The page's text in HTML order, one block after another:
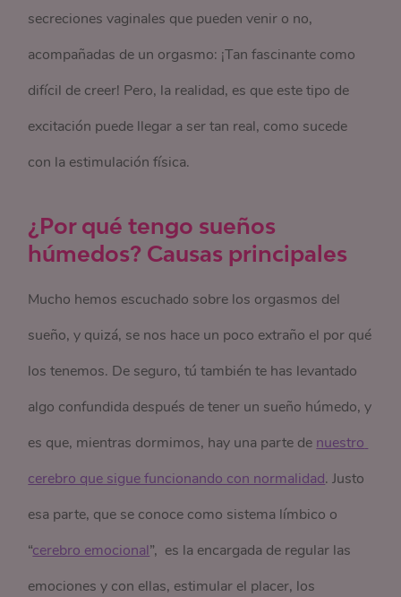
secreciones vaginales que pueden venir o no,
acompañadas de un orgasmo: ¡Tan fascinante como
difícil de creer! Pero, la realidad, es que este tipo de
excitación puede llegar a ser tan real, como sucede
con la estimulación física.
¿Por qué tengo sueños
húmedos? Causas principales
Mucho hemos escuchado sobre los orgasmos del
sueño, y quizá, se nos hace un poco extraño el por qué
los tenemos. De seguro, tú también te has levantado
algo confundida después de tener un sueño húmedo, y
es que, mientras dormimos, hay una parte de nuestro
cerebro que sigue funcionando con normalidad. Justo
esa parte, que se conoce como sistema límbico o
“cerebro emocional”, es la encargada de regular las
emociones y con ellas, estimular el placer, los